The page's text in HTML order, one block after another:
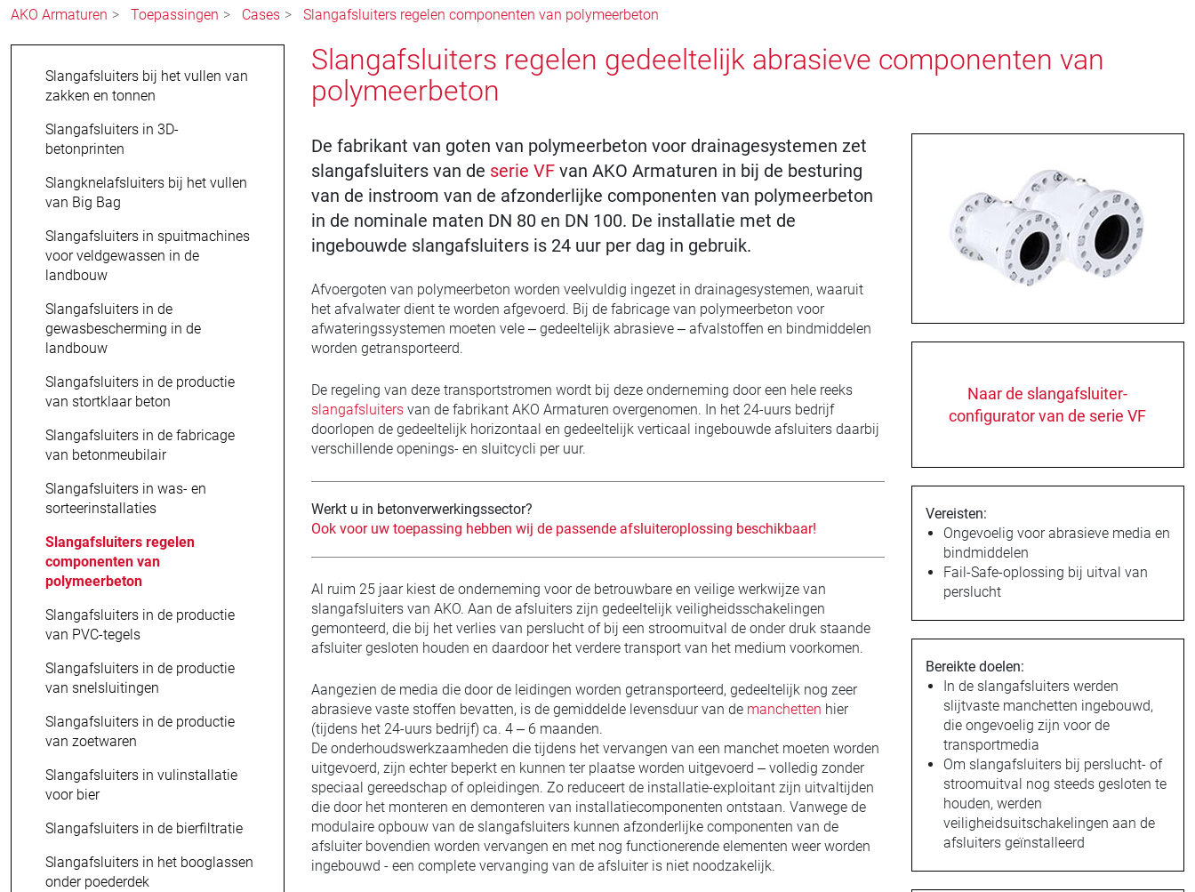
AKO Armaturen Toepassingen Cases Slangafsluiters regelen componenten van polymeerbeton
Slangafsluiters bij het vullen van
zakken en tonnen
Slangafsluiters in 3D-
betonprinten
Slangknelafsluiters bij het vullen
van Big Bag
Slangafsluiters in spuitmachines
voor veldgewassen in de
landbouw
Slangafsluiters in de
gewasbescherming in de
landbouw
Slangafsluiters in de productie
van stortklaar beton
Slangafsluiters in de fabricage
van betonmeubilair
Slangafsluiters in was- en
sorteerinstallaties
Slangafsluiters regelen
componenten van
polymeerbeton
Slangafsluiters in de productie
van PVC-tegels
Slangafsluiters in de productie
van snelsluitingen
Slangafsluiters in de productie
van zoetwaren
Slangafsluiters in vulinstallatie
voor bier
Slangafsluiters in de bierfiltratie
Slangafsluiters in het booglassen
onder poederdek
Slangafsluiters regelen gedeeltelijk abrasieve componenten van
polymeerbeton
De fabrikant van goten van polymeerbeton voor drainagesystemen zet
slangafsluiters van de serie VFvan AKO Armaturen in bij de besturing
van de instroom van de afzonderlijke componenten van polymeerbeton
in de nominale maten DN 80 en DN 100. De installatie met de
ingebouwde slangafsluiters is 24 uur per dag in gebruik.
Afvoergoten van polymeerbeton worden veelvuldig ingezet in drainagesystemen, waaruit
het afvalwater dient te worden afgevoerd. Bij de fabricage van polymeerbeton voor
afwateringssystemen moeten vele – gedeeltelijk abrasieve – afvalstoffen en bindmiddelen
worden getransporteerd.
De regeling van deze transportstromen wordt bij deze onderneming door een hele reeks
slangafsluitersvan de fabrikant AKO Armaturen overgenomen. In het 24-uurs bedrijf
doorlopen de gedeeltelijk horizontaal en gedeeltelijk verticaal ingebouwde afsluiters daarbij
verschillende openings- en sluitcycli per uur.
Werkt u in betonverwerkingssector?
Ook voor uw toepassing hebben wij de passende afsluiteroplossing beschikbaar!
Al ruim 25 jaar kiest de onderneming voor de betrouwbare en veilige werkwijze van
slangafsluiters van AKO. Aan de afsluiters zijn gedeeltelijk veiligheidsschakelingen
gemonteerd, die bij het verlies van perslucht of bij een stroomuitval de onder druk staande
afsluiter gesloten houden en daardoor het verdere transport van het medium voorkomen.
Aangezien de media die door de leidingen worden getransporteerd, gedeeltelijk nog zeer
abrasieve vaste stoffen bevatten, is de gemiddelde levensduur van de manchetten hier
(tijdens het 24-uurs bedrijf) ca. 4 – 6 maanden.
De onderhoudswerkzaamheden die tijdens het vervangen van een manchet moeten worden
uitgevoerd, zijn echter beperkt en kunnen ter plaatse worden uitgevoerd – volledig zonder
speciaal gereedschap of opleidingen. Zo reduceert de installatie-exploitant zijn uitvaltijden
die door het monteren en demonteren van installatiecomponenten ontstaan. Vanwege de
modulaire opbouw van de slangafsluiters kunnen afzonderlijke componenten van de
afsluiter bovendien worden vervangen en met nog functionerende elementen weer worden
ingebouwd - een complete vervanging van de afsluiter is niet noodzakelijk.
Naar de slangafsluiter-
configurator van de serie VF
Vereisten:
Ongevoelig voor abrasieve media en
bindmiddelen
Fail-Safe-oplossing bij uitval van
perslucht
Bereikte doelen:
In de slangafsluiters werden
slijtvaste manchetten ingebouwd,
die ongevoelig zijn voor de
transportmedia
Om slangafsluiters bij perslucht- of
stroomuitval nog steeds gesloten te
houden, werden
veiligheidsuitschakelingen aan de
afsluiters geïnstalleerd